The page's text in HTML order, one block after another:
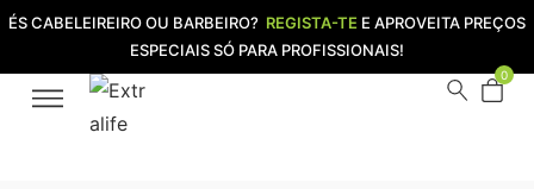
ÉS CABELEIREIRO OU BARBEIRO? REGISTA-TE E APROVEITA PREÇOS
ESPECIAIS SÓ PARA PROFISSIONAIS!
0